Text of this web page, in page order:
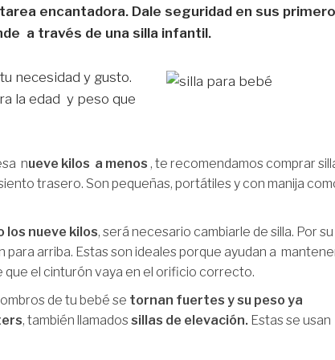
encantadora. Dale seguridad en sus
a través de una silla infantil.
necesidad y gusto.
la edad y peso que
nueve kilos a menos , te recomendamos comprar
trasero. Son pequeñas, portátiles y con manija
los nueve kilos, será necesario cambiarle de silla. Por su
para arriba. Estas son ideales porque ayudan a
el cinturón vaya en el orificio correcto.
de tu bebé se tornan fuertes y su peso ya
, también llamados sillas de elevación. Estas se usan